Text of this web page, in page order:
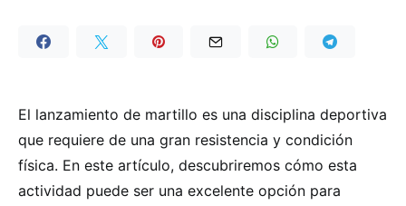
El lanzamiento de martillo es una disciplina deportiva
que requiere de una gran resistencia y condición
física. En este artículo, descubriremos cómo esta
actividad puede ser una excelente opción para